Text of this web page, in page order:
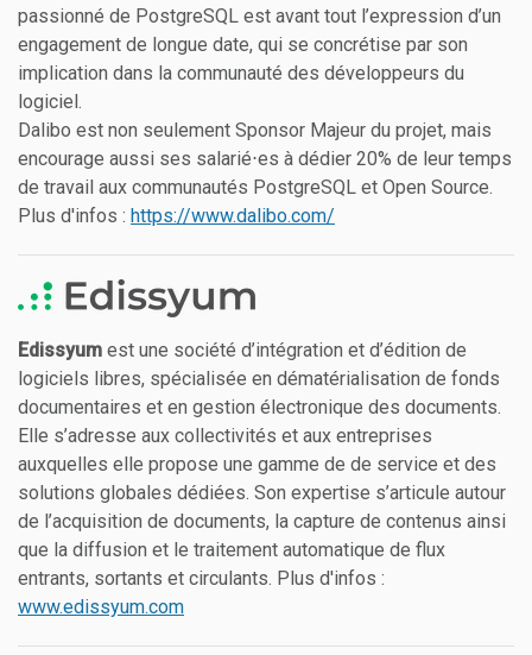
passionné de PostgreSQL est avant tout l’expression d’un
engagement de longue date, qui se concrétise par son
implication dans la communauté des développeurs du
logiciel.
Dalibo est non seulement Sponsor Majeur du projet, mais
encourage aussi ses salarié⋅es à dédier 20% de leur temps
de travail aux communautés PostgreSQL et Open Source.
Plus d'infos : https://www.dalibo.com/
Edissyum est une société d’intégration et d’édition de
logiciels libres, spécialisée en dématérialisation de fonds
documentaires et en gestion électronique des documents.
Elle s’adresse aux collectivités et aux entreprises
auxquelles elle propose une gamme de de service et des
solutions globales dédiées. Son expertise s’articule autour
de l’acquisition de documents, la capture de contenus ainsi
que la diffusion et le traitement automatique de flux
entrants, sortants et circulants. Plus d'infos :
www.edissyum.com